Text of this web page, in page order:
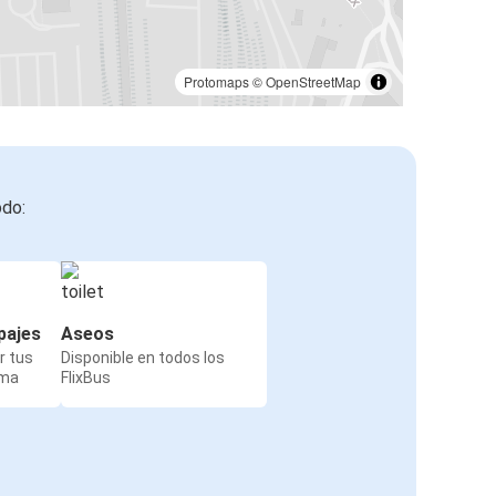
Protomaps©OpenStreetMap
tus
Aseos
Disponible en todos los
FlixBus